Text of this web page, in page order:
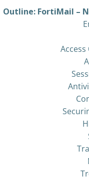
Outline: FortiMail –